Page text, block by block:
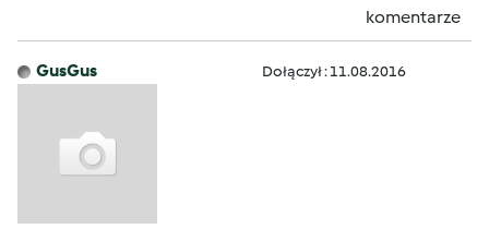
komentarze
GusGus Dołączył : 11.08.2016